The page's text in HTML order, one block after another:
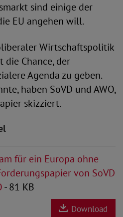
sind einige der
EU angehen will.
Wirtschaftspolitik
die Chance, der
Agenda zu geben.
haben SoVD und AWO,
skizziert.
für ein Europa ohne
von SoVD
- 81 KB
Download